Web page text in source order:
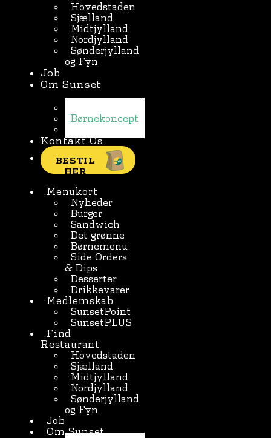
Hovedstaden
Sjælland
Midtjylland
Nordjylland
Sønderjylland
og Fyn
Job
Om Sunset
Børnekoncept
Kontakt Os
BESTIL
HER
Menukort
Nyheder
Burger
Sandwich
Det grønne
Børnemenu
Side Orders
& Dips
Desserter
Drikkevarer
Medlemskab
SunsetPoint
SunsetPLUS
Find
Restaurant
Hovedstaden
Sjælland
Midtjylland
Nordjylland
Sønderjylland
og Fyn
Job
Om Sunset